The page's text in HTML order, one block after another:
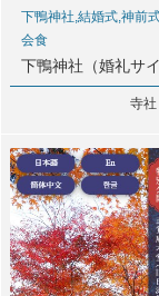
下鴨神社,結婚式,神前
会食
下鴨神社（婚礼サイ
寺